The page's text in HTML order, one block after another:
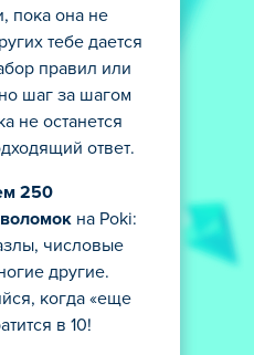
пока она не
тебе дается
правил или
шаг за шагом
не останется
ответ.
250
на Poki:
числовые
другие.
когда «еще
в 10!